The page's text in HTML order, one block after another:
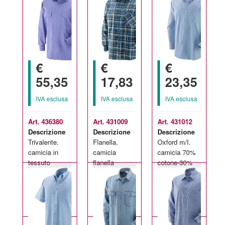
€
55,35
IVA esclusa
Art. 436380
Descrizione
Trivalente.
camicia in
tessuto
antiacido,
antistatico in
cotone/polies
disponibili:
S-XXL
€
17,83
IVA esclusa
Art. 431009
Descrizione
Flanella.
camicia
flanella
scozzese
manica lunga.
disponibili:
M-XXL
€
23,35
IVA esclusa
Art. 431012
Descrizione
Oxford m/l.
camicia 70%
cotone-30%
poliestere gr.
140/mq.
manica lunga.
disponibili:
S-XXL